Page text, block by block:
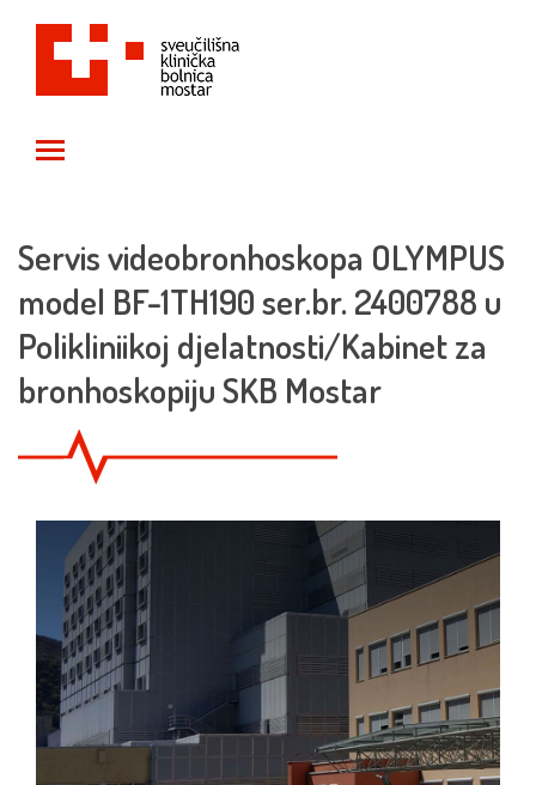
Servis videobronhoskopa OLYMPUS
model BF-1TH190 ser.br. 2400788 u
Polikliniikoj djelatnosti/Kabinet za
bronhoskopiju SKB Mostar